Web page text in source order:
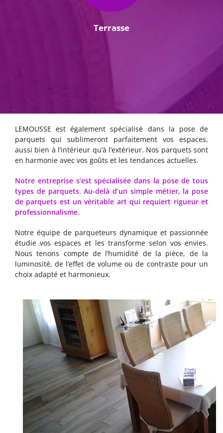
Terrasse
LEMOUSSE est également spécialisé dans la pose de
parquets qui sublimeront parfaitement vos espaces,
aussi bien à l’intérieur qu’à l’extérieur. Nos parquets sont
en harmonie avec vos goûts et les tendances actuelles.
Notre entreprise s’est spécialisée dans la pose de tous
types de parquets. Au-delà d’un simple métier, la pose
de parquets est un véritable art qui requiert rigueur et
professionnalisme.
Notre équipe de parqueteurs dynamique et passionnée
étudie vos espaces et les transforme selon vos envies.
Nous tenons compte de l’humidité de la pièce, de la
luminosité, de l’effet de volume ou de contraste pour un
choix adapté et harmonieux.